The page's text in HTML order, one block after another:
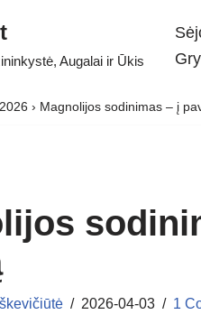
Augalai ir Ūkis
› Magnolijos sodinimas – į
2026-04-03 1